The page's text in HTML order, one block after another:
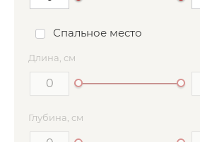
Спальное место
Длина, см
Глубина, см